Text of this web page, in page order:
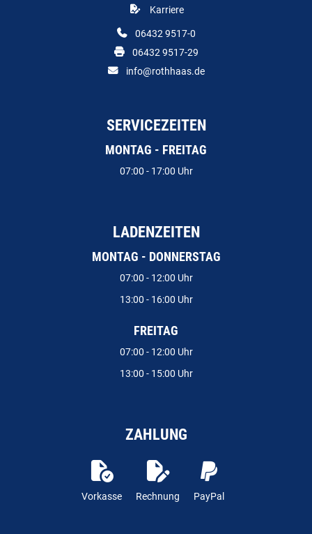
Karriere
06432 9517-0
06432 9517-29
info@rothhaas.de
SERVICEZEITEN
MONTAG - FREITAG
07:00 - 17:00 Uhr
LADENZEITEN
MONTAG - DONNERSTAG
07:00 - 12:00 Uhr
13:00 - 16:00 Uhr
FREITAG
07:00 - 12:00 Uhr
13:00 - 15:00 Uhr
ZAHLUNG
Vorkasse Rechnung PayPal